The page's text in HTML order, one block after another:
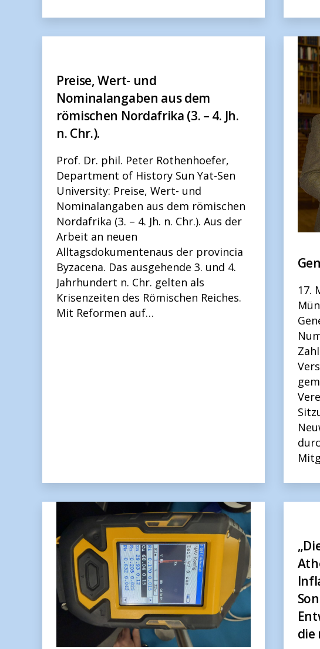
Preise, Wert- und
Nominalangaben aus dem
römischen Nordafrika (3. – 4. Jh.
n. Chr.).
Prof. Dr. phil. Peter Rothenhoefer,
Department of History Sun Yat-Sen
University: Preise, Wert- und
Nominalangaben aus dem römischen
Nordafrika (3. – 4. Jh. n. Chr.). Aus der
Arbeit an neuen
Alltagsdokumentenaus der provincia
Byzacena. Das ausgehende 3. und 4.
Jahrhundert n. Chr. gelten als
Krisenzeiten des Römischen Reiches.
Mit Reformen auf…
17.
die